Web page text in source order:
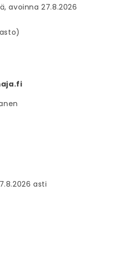
avoinna 27.8.2026
asti